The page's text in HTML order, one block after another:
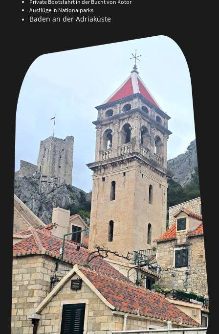
Private Bootsfahrt in der Bucht von Kotor
Ausflüge in Nationalparks
Baden an der Adriaküste